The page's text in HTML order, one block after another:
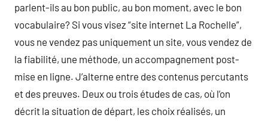
parlent-ils au bon public, au bon moment, avec le bon
vocabulaire? Si vous visez “site internet La Rochelle”,
vous ne vendez pas uniquement un site, vous vendez de
la fiabilité, une méthode, un accompagnement post-
mise en ligne. J’alterne entre des contenus percutants
et des preuves. Deux ou trois études de cas, où l’on
décrit la situation de départ, les choix réalisés, un